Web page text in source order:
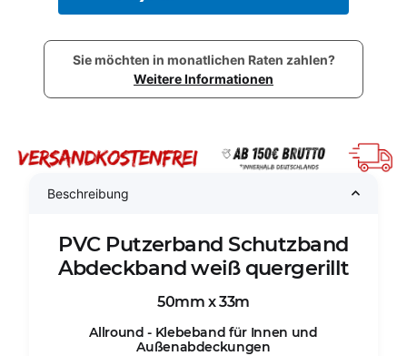
Sie möchten in monatlichen Raten zahlen?
Weitere Informationen
Beschreibung
PVC Putzerband Schutzband
Abdeckband weiß quergerillt
50mm x 33m
Allround - Klebeband für Innen und
Außenabdeckungen